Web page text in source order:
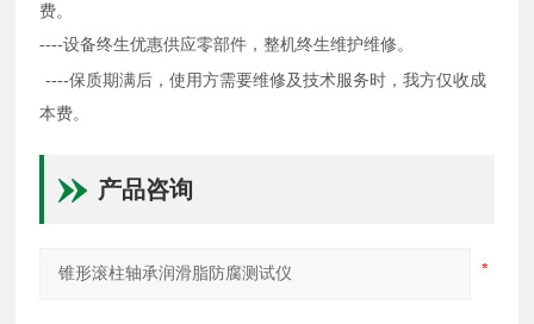
费。
----设备终生优惠供应零部件，整机终生维护维修。
----保质期满后，使用方需要维修及技术服务时，我方仅收成
本费。
产品咨询